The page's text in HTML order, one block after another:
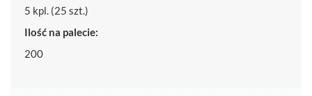
5 kpl. (25 szt.)
Ilość na palecie:
200